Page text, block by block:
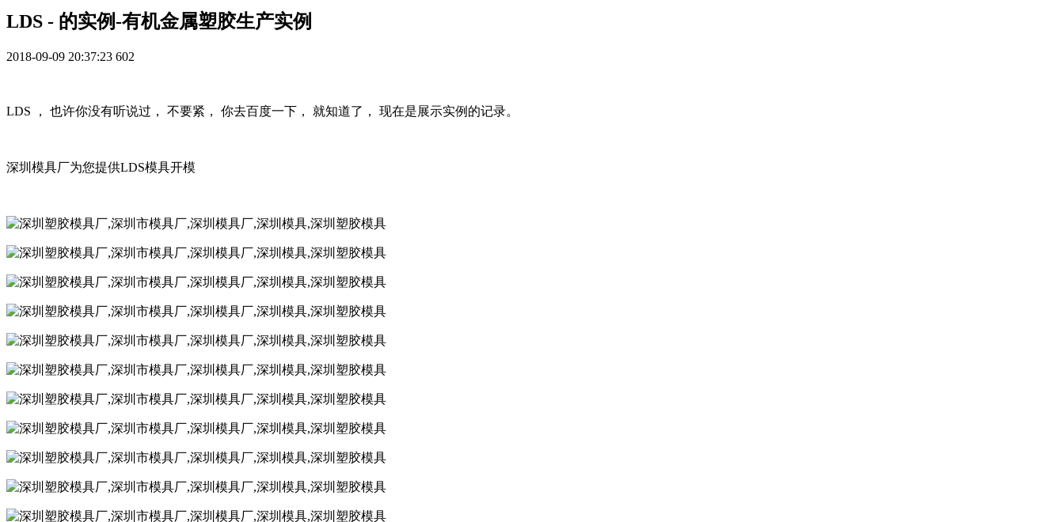
LDS - 的实例-有机金属塑胶生产实例
2018-09-09 20:37:23 602
LDS ， 也许你没有听说过， 不要紧， 你去百度一下， 就知道了， 现在是展示实例的记录。
深圳模具厂为您提供LDS模具开模